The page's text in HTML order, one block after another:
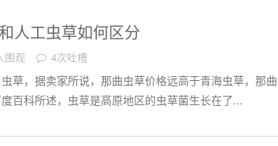
人工虫草如何区分
围观 4次吐槽
草，据卖家所说，那曲虫草价格远高于青海虫草，那曲
百科所述，虫草是高原地区的虫草菌生长在了...